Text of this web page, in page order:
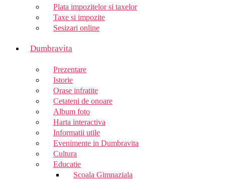
Plata impozitelor si taxelor
Taxe si impozite
Sesizari online
Dumbravita
Prezentare
Istorie
Orase infratite
Cetateni de onoare
Album foto
Harta interactiva
Informatii utile
Evenimente in Dumbravita
Cultura
Educatie
Scoala Gimnaziala